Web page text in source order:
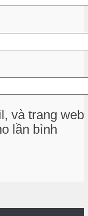
và trang web
lần bình